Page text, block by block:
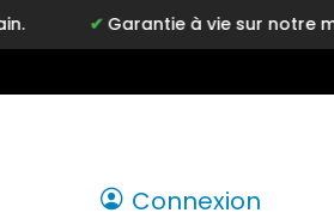
Garantie à vie sur notre marque Inkyz
Connexion